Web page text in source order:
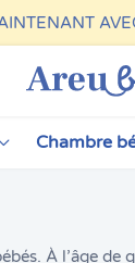
Chambre
À l’âge